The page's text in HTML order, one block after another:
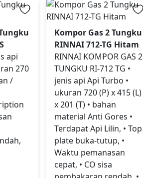
api
270
/
Kompor Gas 2 Tungku
RINNAI 712-TG Hitam
RINNAI KOMPOR GAS 2
TUNGKU RI-712 TG •
jenis api Api Turbo •
ukuran 720 (P) x 415 (L)
x 201 (T) • bahan
material Anti Gores •
Terdapat Api Lilin, • Top
plate buka-tutup, •
Waktu pemanasan
cepat, • CO sisa